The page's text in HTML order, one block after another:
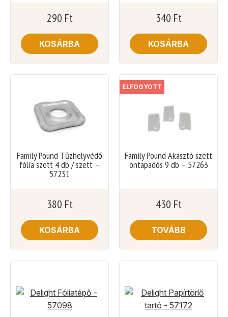
290 Ft
KOSÁRBA
340 Ft
KOSÁRBA
Family Pound Tűzhelyvédő
fólia szett 4 db / szett –
57231
380 Ft
KOSÁRBA
ELFOGYOTT
Family Pound Akasztó szett
öntapadós 9 db – 57263
430 Ft
TOVÁBB